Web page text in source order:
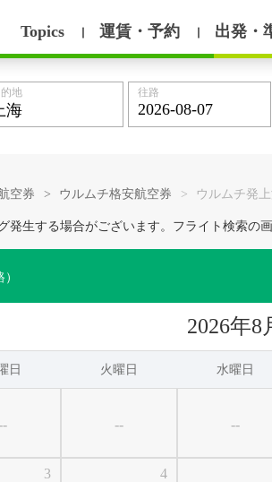
Topics 運賃・予約 出発・
的地 往路
空券 > ウルムチ格安航空券 > ウルムチ発
生する場合がございます。フライト検索の
2026年8
日 火曜日 水曜日
-- --
3
4